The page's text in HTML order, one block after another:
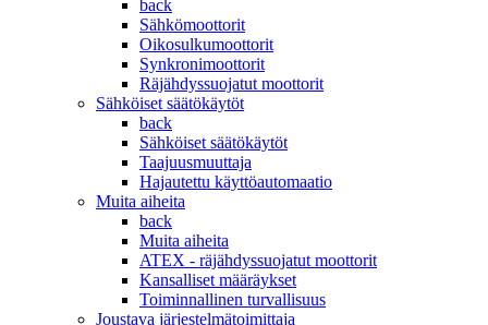
back
Sähkömoottorit
Oikosulkumoottorit
Synkronimoottorit
Räjähdyssuojatut moottorit
Sähköiset säätökäytöt
back
Sähköiset säätökäytöt
Taajuusmuuttaja
Hajautettu käyttöautomaatio
Muita aiheita
back
Muita aiheita
ATEX - räjähdyssuojatut moottorit
Kansalliset määräykset
Toiminnallinen turvallisuus
Joustava järjestelmätoimittaja